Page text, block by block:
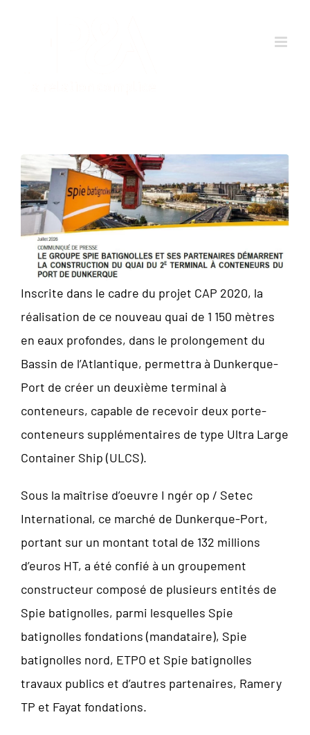
Inscrite dans le cadre du projet CAP 2020, la
réalisation de ce nouveau quai de 1 150 mètres
en eaux profondes, dans le prolongement du
Bassin de l’Atlantique, permettra à Dunkerque-
Port de créer un deuxième terminal à
conteneurs, capable de recevoir deux porte-
conteneurs supplémentaires de type Ultra Large
Container Ship (ULCS).
Sous la maîtrise d’oeuvre I ngér op / Setec
International, ce marché de Dunkerque-Port,
portant sur un montant total de 132 millions
d’euros HT, a été confié à un groupement
constructeur composé de plusieurs entités de
Spie batignolles, parmi lesquelles Spie
batignolles fondations (mandataire), Spie
batignolles nord, ETPO et Spie batignolles
travaux publics et d’autres partenaires, Ramery
TP et Fayat fondations.